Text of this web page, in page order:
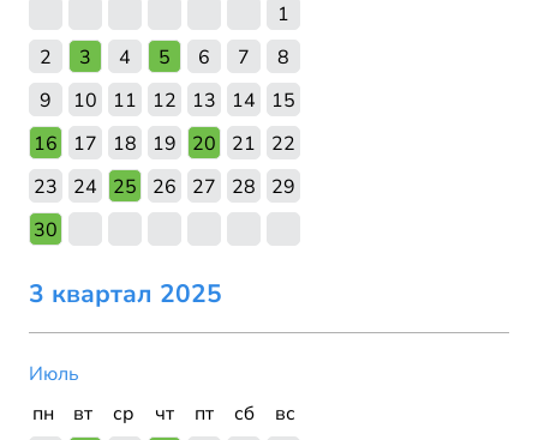
1
2
3 4 5 6 7
8
9
10 11 12 13 14
15
16
17 18 19 20 21
22
23
24 25 26 27 28
29
30
3 квартал 2025
Июль
пн
вт ср чт пт сб
вс